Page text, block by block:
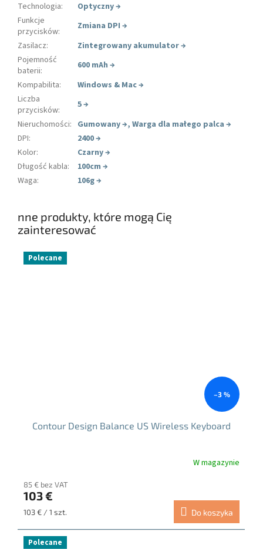
Technologia: Optyczny→
Funkcje
przycisków: Zmiana DPI →
Zasilacz: Zintegrowany akumulator→
Pojemność
baterii: 600 mAh →
Kompabilita: Windows & Mac→
Liczba
przycisków: 5→
Nieruchomości: Gumowany→, Warga dla małego palca →
DPI: 2400→
Kolor: Czarny→
Długość kabla: 100cm →
Waga: 106g→
nne produkty, które mogą Cię
zainteresować
Polecane
–3 %
Contour Design Balance US Wireless Keyboard
W magazynie
85 € bez VAT
103 €
Cena
103 € / 1 szt. Do koszyka
Polecane